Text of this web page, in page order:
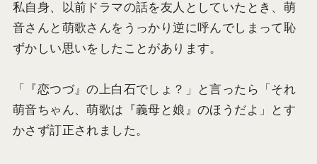
私自身、以前ドラマの話を友人としていたとき、萌
音さんと萌歌さんをうっかり逆に呼んでしまって恥
ずかしい思いをしたことがあります。
「『恋つづ』の上白石でしょ？」と言ったら「それ
萌音ちゃん、萌歌は『義母と娘』のほうだよ」とす
かさず訂正されました。